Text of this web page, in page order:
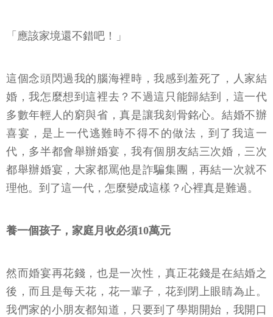
「應該家境還不錯吧！」
這個念頭閃過我的腦海裡時，我感到羞死了，人家結
婚，我怎麼想到這裡去？不過這只能歸結到，這一代
多數年輕人的窮與省，真是讓我刻骨銘心。結婚不辦
喜宴，是上一代逃難時不得不的做法，到了我這一
代，多半都會舉辦婚宴，我有個朋友結三次婚，三次
都舉辦婚宴，大家都罵他是詐騙集團，再結一次就不
理他。到了這一代，怎麼變成這樣？心裡真是難過。
養一個孩子，家庭月收必須10萬元
然而婚宴再花錢，也是一次性，真正花錢是在結婚之
後，而且是每天花，花一輩子，花到閉上眼睛為止。
我們家的小朋友都知道，只要到了學期開始，我開口